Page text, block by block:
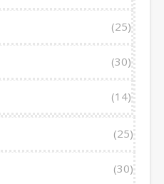
(25)
(30)
(14)
(25)
(30)